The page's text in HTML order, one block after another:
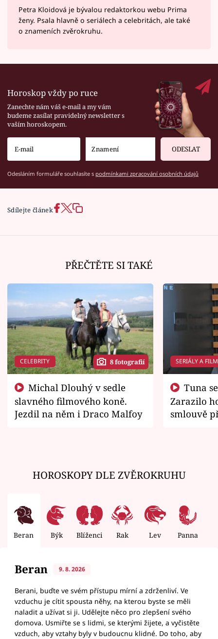
Petra Kloidová je bývalou redaktorkou webu Prima
ženy. Psala hlavně o seriálech a celebritách, ale také
o znameních zvěrokruhu.
Horoskop vždy po ruce
Zanechte nám váš e-mail a my vám
budeme zasílat pravidelný newsletter s
vaším horoskopem.
ODESLAT
Odesláním formuláře souhlasíte s podmínkami zpracování osobních údajů
Sdílejte článek
PŘEČTĚTE SI TAKÉ
CELEBRITY 8 fotografií
slavného filmového koně.
Jezdil na něm i Draco Malfoy
SERIÁLY A
Zarazilo
smlouvě
HOROSKOPY DLE ZVĚROKRUHU
Beran Býk Blíženci Rak Lev Panna
Beran 9. 8. 2026
Berani, buďte ve svém přístupu mírní a zdrženliví. Ve
vzduchu je cítit spousta něhy, na kterou byste se měli
naladit a užívat si ji. Udělejte něco pro zlepšení svého
domova. Usmiřte se s lidmi, se kterými žijete, a vyčistěte
vzduch, aby vztahy byly v budoucnu klidné. Do toho, aby